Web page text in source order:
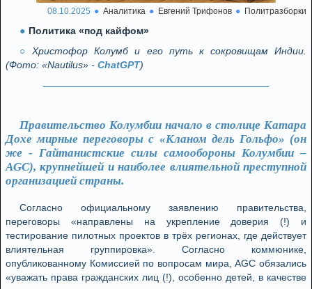
08.10.2025 Аналитика Евгений Трифонов Политразборки
Политика «под кайфом»
Христофор Колумб и его путь к сокровищам Индии.
(Фото: «Nautilus» - ChatGPT)
Правительство Колумбии начало в столице Катара
Дохе мирные переговоры с «Кланом дель Гольфо» (он
же - Гайтанистские силы самообороны Колумбии –
AGC), крупнейшей и наиболее влиятельной преступной
организацией страны.
Согласно официальному заявлению правительства,
переговоры «направлены на укрепление доверия (!) и
тестирование пилотных проектов в трёх регионах, где действует
влиятельная группировка». Согласно коммюнике,
опубликованному Комиссией по вопросам мира, AGC обязались
«уважать права гражданских лиц (!), особенно детей, в качестве